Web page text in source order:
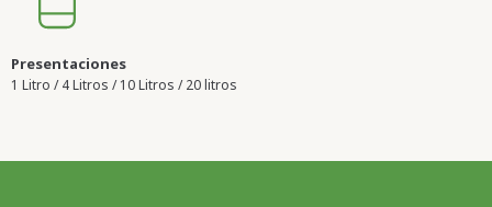
Presentaciones
1 Litro / 4 Litros / 10 Litros / 20 litros​